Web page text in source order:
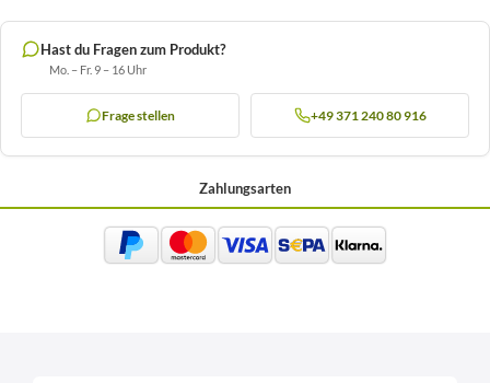
Hast du Fragen zum Produkt?
Mo. – Fr. 9 – 16 Uhr
Frage stellen +49 371 240 80 916
Zahlungsarten